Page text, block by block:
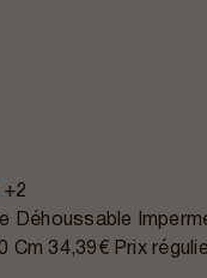
+2
Déhoussable
Cm 34,39€ Prix